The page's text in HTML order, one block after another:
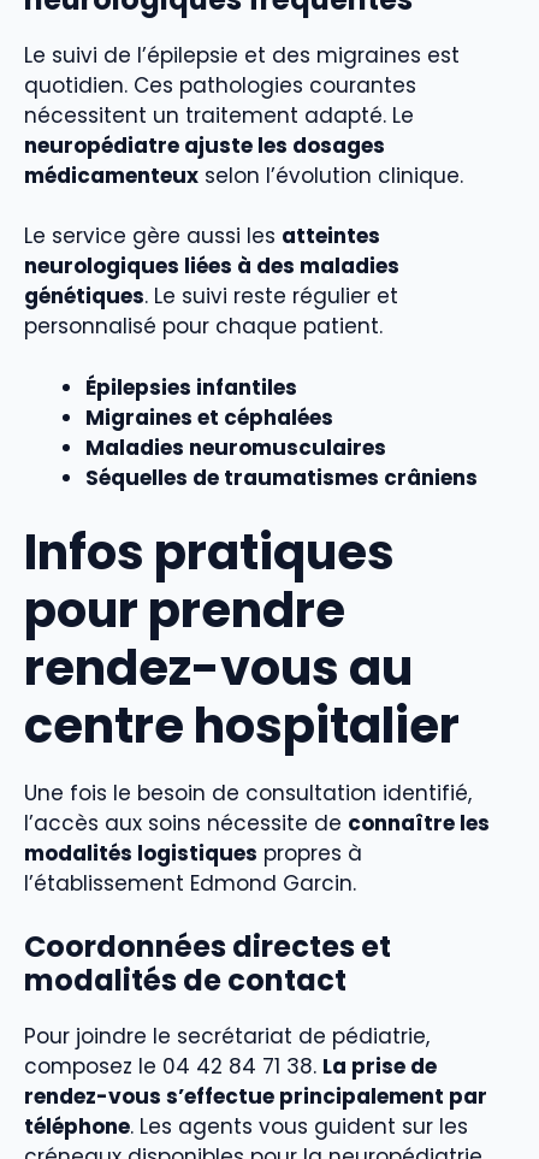
Le suivi de l’épilepsie et des migraines est
quotidien. Ces pathologies courantes
nécessitent un traitement adapté. Le
neuropédiatre ajuste les dosages
médicamenteux selon l’évolution clinique.
Le service gère aussi les atteintes
neurologiques liées à des maladies
génétiques. Le suivi reste régulier et
personnalisé pour chaque patient.
Épilepsies infantiles
Migraines et céphalées
Maladies neuromusculaires
Séquelles de traumatismes crâniens
Infos pratiques
pour prendre
rendez-vous au
centre hospitalier
Une fois le besoin de consultation identifié,
l’accès aux soins nécessite de connaître les
modalités logistiques propres à
l’établissement Edmond Garcin.
Coordonnées directes et
modalités de contact
Pour joindre le secrétariat de pédiatrie,
composez le 04 42 84 71 38. La prise de
rendez-vous s’effectue principalement par
téléphone. Les agents vous guident sur les